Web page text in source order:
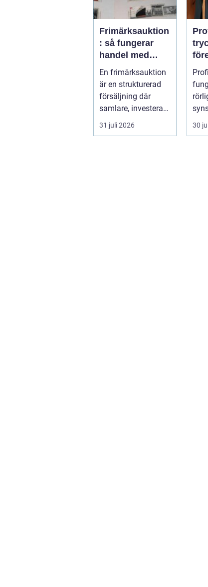
Frimärksauktion
: så fungerar
handel med
samlarobjekt i
praktiken
En frimärksauktion
är en strukturerad
försäljning där
samlare, investerare
31 juli 2026
tryck så
30